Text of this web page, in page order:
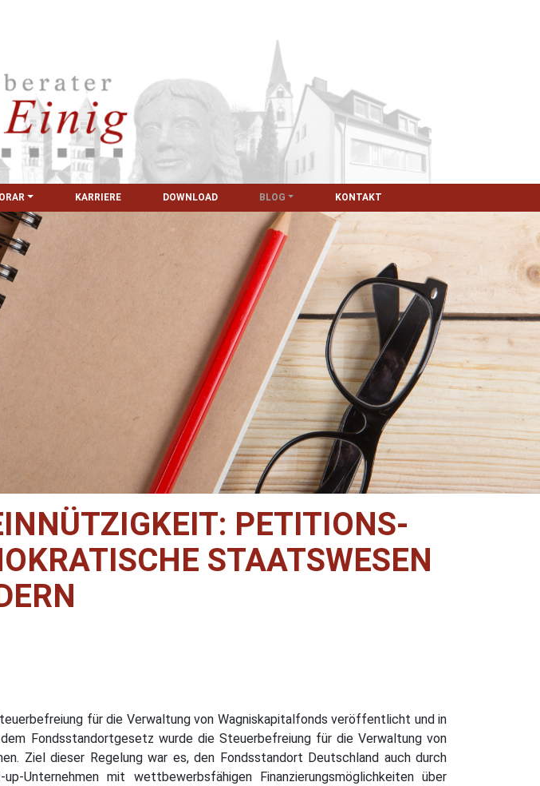
KARRIERE DOWNLOAD BLOG KONTAKT
PETITIONS-
STAATSWESEN
für die Verwaltung von Wagniskapitalfonds veröffentlicht und in
Fondsstandortgesetz wurde die Steuerbefreiung für die Verwaltung von
Ziel dieser Regelung war es, den Fondsstandort Deutschland auch durch
Unternehmen mit wettbewerbsfähigen Finanzierungsmöglichkeiten über